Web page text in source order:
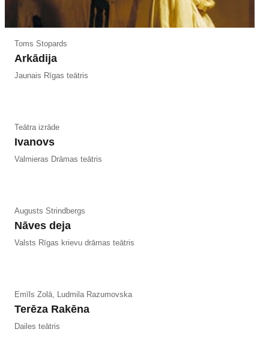
Toms Stopards
Arkādija
Jaunais Rīgas teātris
Teātra izrāde
Ivanovs
Valmieras Drāmas teātris
Augusts Strindbergs
Nāves deja
Valsts Rīgas krievu drāmas teātris
Emīls Zolā, Ludmila Razumovska
Terēza Rakēna
Dailes teātris